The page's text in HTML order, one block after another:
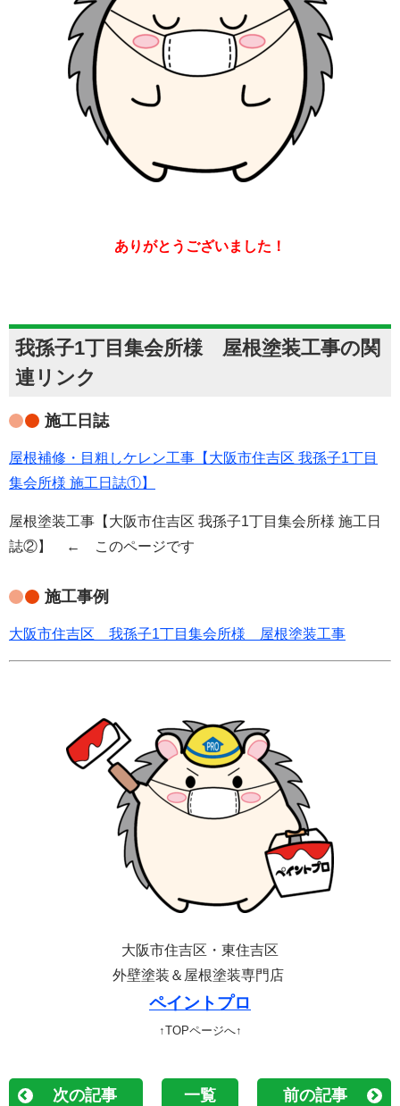
ありがとうございました！
我孫子1丁目集会所様 屋根塗装工事の関
連リンク
施工日誌
屋根補修・目粗しケレン工事【大阪市住吉区 我孫子1丁目
集会所様 施工日誌①】
屋根塗装工事【大阪市住吉区 我孫子1丁目集会所様 施工日
誌②】 ← このページです
施工事例
大阪市住吉区 我孫子1丁目集会所様 屋根塗装工事
大阪市住吉区・東住吉区
外壁塗装＆屋根塗装専門店
ペイントプロ
↑TOPページへ↑
次の記事 一覧 前の記事